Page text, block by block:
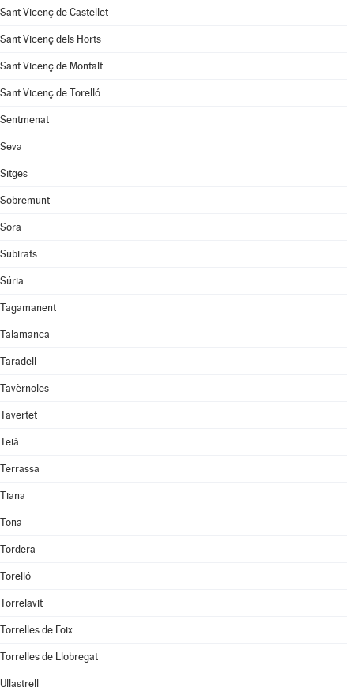
Sant Vicenç de Castellet
Sant Vicenç dels Horts
Sant Vicenç de Montalt
Sant Vicenç de Torelló
Sentmenat
Seva
Sitges
Sobremunt
Sora
Subirats
Súria
Tagamanent
Talamanca
Taradell
Tavèrnoles
Tavertet
Teià
Terrassa
Tiana
Tona
Tordera
Torelló
Torrelavit
Torrelles de Foix
Torrelles de Llobregat
Ullastrell